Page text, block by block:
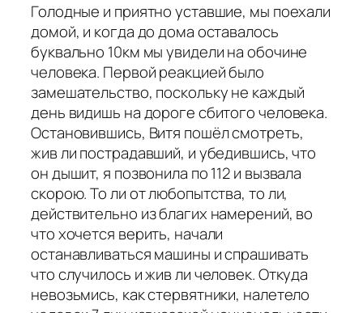
Голодные и приятно уставшие, мы поехали
домой, и когда до дома оставалось
буквально 10км мы увидели на обочине
человека. Первой реакцией было
замешательство, поскольку не каждый
день видишь на дороге сбитого человека.
Остановившись, Витя пошёл смотреть,
жив ли пострадавший, и убедившись, что
он дышит, я позвонила по 112 и вызвала
скорою. То ли от любопытства, то ли,
действительно из благих намерений, во
что хочется верить, начали
останавливаться машины и спрашивать
что случилось и жив ли человек. Откуда
невозьмись, как стервятники, налетело